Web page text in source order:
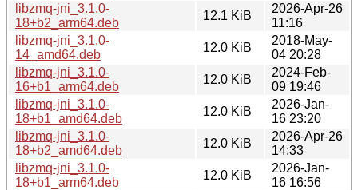
libzmq-jni_3.1.0-
18+b2_arm64.deb
12.1 KiB
2026-Apr-26
11:16
libzmq-jni_3.1.0-
14_amd64.deb
12.0 KiB
2018-May-
04 20:28
libzmq-jni_3.1.0-
16+b1_arm64.deb
12.0 KiB
2024-Feb-
09 19:46
libzmq-jni_3.1.0-
18+b1_amd64.deb
12.0 KiB
2026-Jan-
16 23:20
libzmq-jni_3.1.0-
18+b2_amd64.deb
12.0 KiB
2026-Apr-26
14:33
libzmq-jni_3.1.0-
18+b1_arm64.deb
12.0 KiB
2026-Jan-
16 16:56